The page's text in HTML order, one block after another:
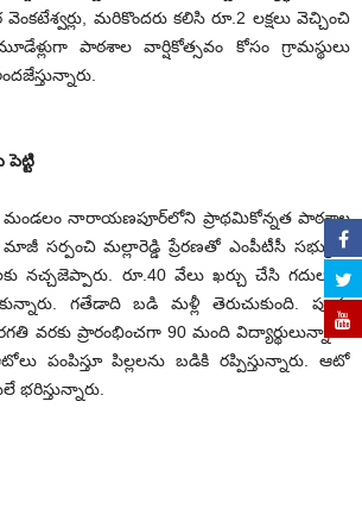
వెంకటేశ్వర్లు, మరికొందరు కలిసి రూ.2 లక్షలు వెచ్చించి
పాఠశాల వార్షికోత్సవం కోసం గ్రామస్థులు
మండలం నారాయణపూర్‌లోని ప్రాథమికోన్నత పాఠశాల
సర్పంచి మల్లారెడ్డి ప్రేరణతో ఎంపీటీసీ సభ్యుడు
నచ్చజెప్పారు. రూ.40 వేలు ఖర్చు చేసి గదులను,
గతేడాది బడి మళ్లీ తెరుచుకుంది. పూర్వ
వరకు ప్రారంభించగా 90 మంది విద్యార్థులున్నారు.
పంపిస్తూ పిల్లలను బడికి రప్పిస్తున్నారు. ఆటో
భరిస్తున్నారు.